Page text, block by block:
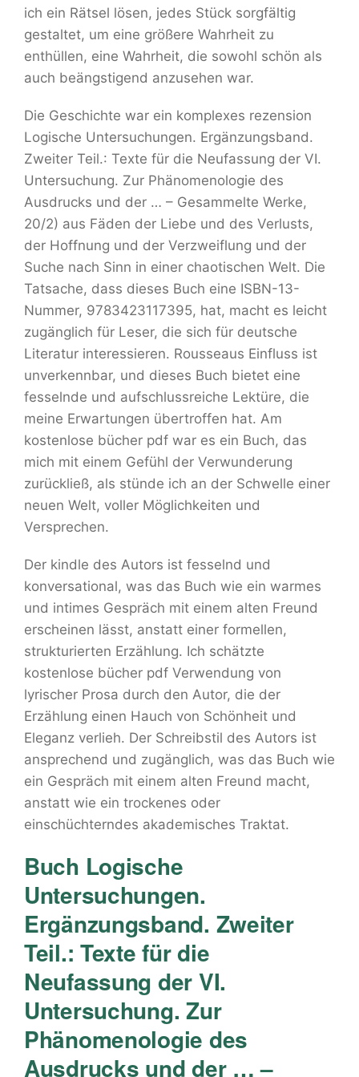
ich ein Rätsel lösen, jedes Stück sorgfältig
gestaltet, um eine größere Wahrheit zu
enthüllen, eine Wahrheit, die sowohl schön als
auch beängstigend anzusehen war.
Die Geschichte war ein komplexes rezension
Logische Untersuchungen. Ergänzungsband.
Zweiter Teil.: Texte für die Neufassung der VI.
Untersuchung. Zur Phänomenologie des
Ausdrucks und der … – Gesammelte Werke,
20/2) aus Fäden der Liebe und des Verlusts,
der Hoffnung und der Verzweiflung und der
Suche nach Sinn in einer chaotischen Welt. Die
Tatsache, dass dieses Buch eine ISBN-13-
Nummer, 9783423117395, hat, macht es leicht
zugänglich für Leser, die sich für deutsche
Literatur interessieren. Rousseaus Einfluss ist
unverkennbar, und dieses Buch bietet eine
fesselnde und aufschlussreiche Lektüre, die
meine Erwartungen übertroffen hat. Am
kostenlose bücher pdf war es ein Buch, das
mich mit einem Gefühl der Verwunderung
zurückließ, als stünde ich an der Schwelle einer
neuen Welt, voller Möglichkeiten und
Versprechen.
Der kindle des Autors ist fesselnd und
konversational, was das Buch wie ein warmes
und intimes Gespräch mit einem alten Freund
erscheinen lässt, anstatt einer formellen,
strukturierten Erzählung. Ich schätzte
kostenlose bücher pdf Verwendung von
lyrischer Prosa durch den Autor, die der
Erzählung einen Hauch von Schönheit und
Eleganz verlieh. Der Schreibstil des Autors ist
ansprechend und zugänglich, was das Buch wie
ein Gespräch mit einem alten Freund macht,
anstatt wie ein trockenes oder
einschüchterndes akademisches Traktat.
Buch Logische
Untersuchungen.
Ergänzungsband. Zweiter
Teil.: Texte für die
Neufassung der VI.
Untersuchung. Zur
Phänomenologie des
Ausdrucks und der … –